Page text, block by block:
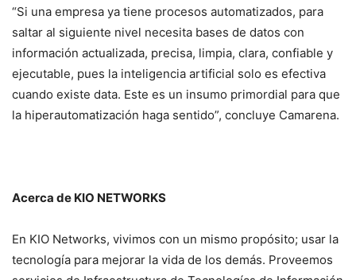
“Si una empresa ya tiene procesos automatizados, para
saltar al siguiente nivel necesita bases de datos con
información actualizada, precisa, limpia, clara, confiable y
ejecutable, pues la inteligencia artificial solo es efectiva
cuando existe data. Este es un insumo primordial para que
la hiperautomatización haga sentido”, concluye Camarena.
Acerca de KIO NETWORKS
En KIO Networks, vivimos con un mismo propósito; usar la
tecnología para mejorar la vida de los demás. Proveemos